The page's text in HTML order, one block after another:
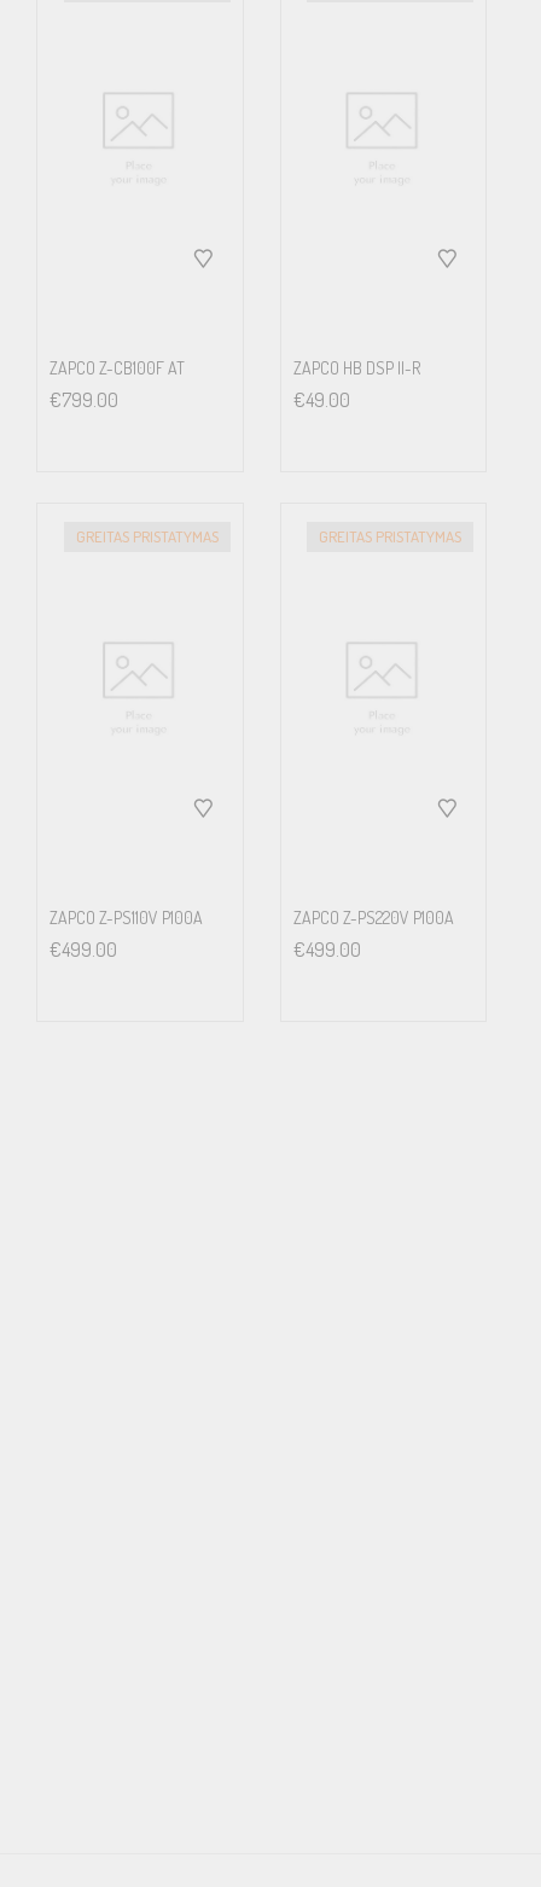
ZAPCO Z-CB100F AT
€799.00
ZAPCO HB DSP II-R
€49.00
GREITAS PRISTATYMAS
ZAPCO Z-PS110V P100A
€499.00
GREITAS PRISTATYMAS
ZAPCO Z-PS220V P100A
€499.00